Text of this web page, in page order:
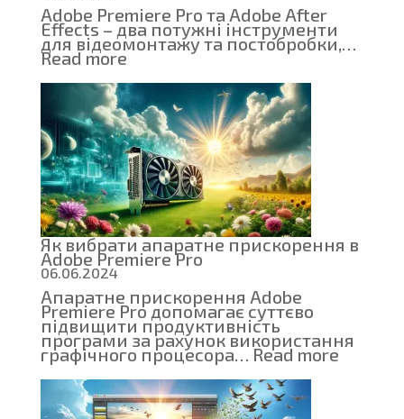
Adobe Premiere Pro та Adobe After
Effects – два потужні інструменти
для відеомонтажу та постобробки,…
Read more:
Adobe
Premiere
Pro
проти
Adobe
After
Effects:
Як
вибрати
відповідний
інструмент
для
монтажу
відео
Як вибрати апаратне прискорення в
Adobe Premiere Pro
06.06.2024
Апаратне прискорення Adobe
Premiere Pro допомагає суттєво
підвищити продуктивність
програми за рахунок використання
графічного процесора…Read more:
Як